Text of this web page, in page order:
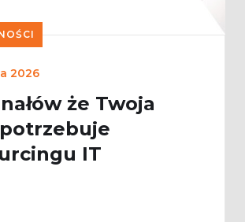
2026
że Twoja
IT